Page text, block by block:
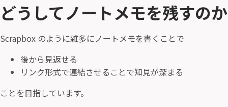
どうしてノートメモを残すのか
Scrapbox のように雑多にノートメモを書くことで
後から見返せる
リンク形式で連結させることで知見が深まる
ことを目指しています。